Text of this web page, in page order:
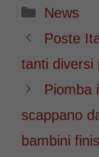
Categorie
News
Poste
tanti diversi
Piomba
scappano
bambini